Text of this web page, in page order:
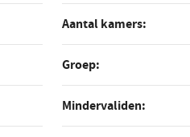
Aantal kamers:
Groep:
Mindervaliden: